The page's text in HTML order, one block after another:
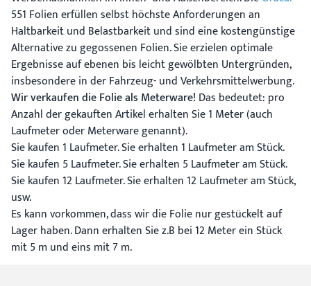
551 Folien erfüllen selbst höchste Anforderungen an
Haltbarkeit und Belastbarkeit und sind eine kostengünstige
Alternative zu gegossenen Folien. Sie erzielen optimale
Ergebnisse auf ebenen bis leicht gewölbten Untergründen,
insbesondere in der Fahrzeug- und Verkehrsmittelwerbung.
Wir verkaufen die Folie als Meterware! Das bedeutet: pro
Anzahl der gekauften Artikel erhalten Sie 1 Meter (auch
Laufmeter oder Meterware genannt).
Sie kaufen 1 Laufmeter. Sie erhalten 1 Laufmeter am Stück.
Sie kaufen 5 Laufmeter. Sie erhalten 5 Laufmeter am Stück.
Sie kaufen 12 Laufmeter. Sie erhalten 12 Laufmeter am Stück,
usw.
Es kann vorkommen, dass wir die Folie nur gestückelt auf
Lager haben. Dann erhalten Sie z.B bei 12 Meter ein Stück
mit 5 m und eins mit 7 m.